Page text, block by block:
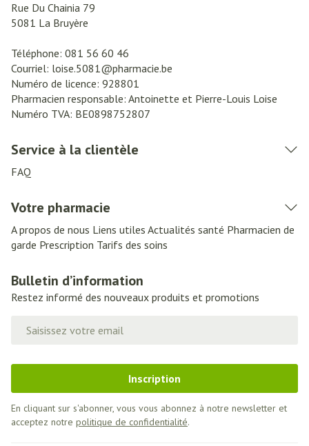
Rue Du Chainia 79
5081 La Bruyère
Téléphone: 081 56 60 46
Courriel: loise.5081@pharmacie.be
Numéro de licence: 928801
Pharmacien responsable: Antoinette et Pierre-Louis Loise
Numéro TVA: BE0898752807
Service à la clientèle
FAQ
Votre pharmacie
A propos de nous Liens utiles Actualités santé Pharmacien de
garde Prescription Tarifs des soins
Bulletin d’information
Restez informé des nouveaux produits et promotions
Inscription
En cliquant sur s'abonner, vous vous abonnez à notre newsletter et
acceptez notre politique de confidentialité.